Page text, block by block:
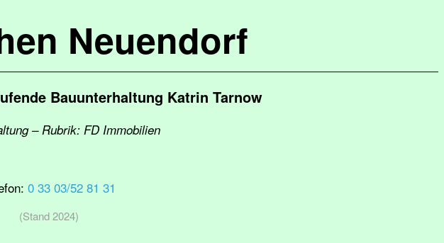
Neuendorf
Bauunterhaltung Katrin Tarnow
– Rubrik: FD Immobilien
0 33 03/52 81 31
(Stand 2024)